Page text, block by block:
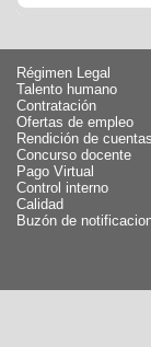
Régimen Legal
Talento humano
Contratación
Ofertas de empleo
Rendición de cuentas
Concurso docente
Pago Virtual
Control interno
Calidad
Buzón de